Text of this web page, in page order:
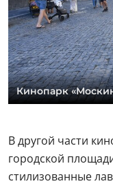
Кинопарк
В другой части
городской
стилизованные